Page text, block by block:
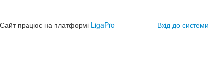
Сайт працює на платформі LigaPro Вхід до системи